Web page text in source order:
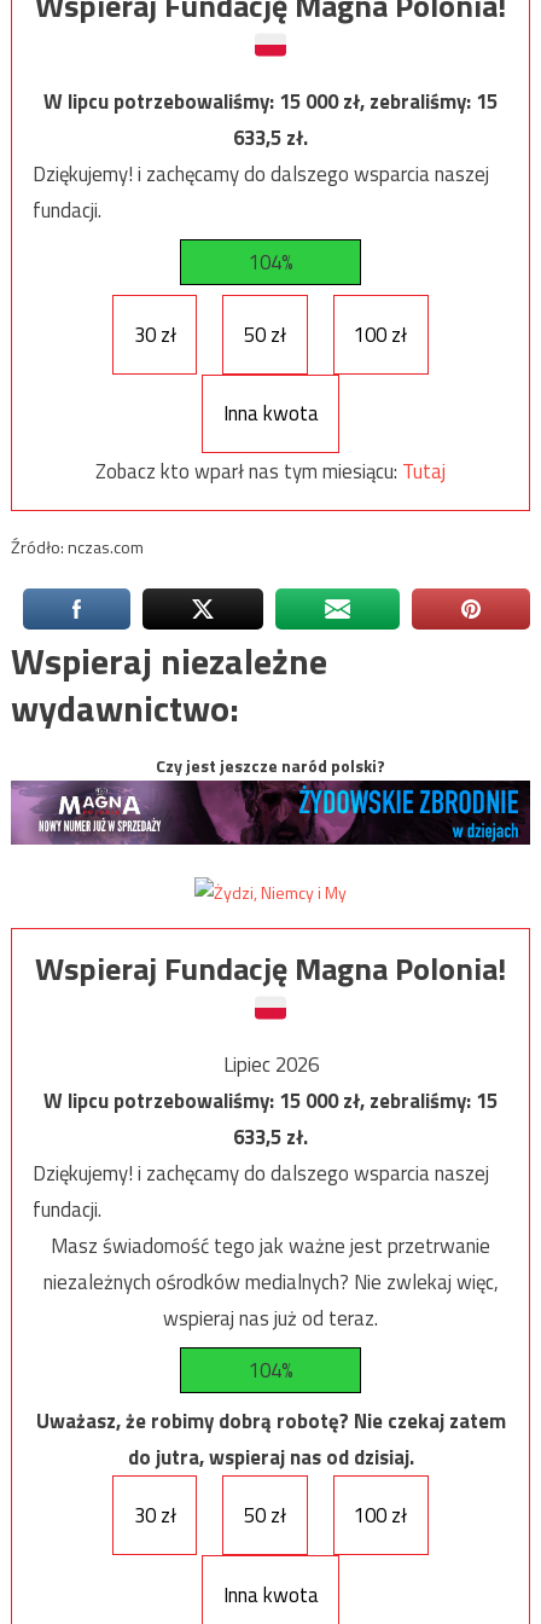
W lipcu potrzebowaliśmy:15 000zł, zebraliśmy:15
633,5zł.
Dziękujemy! i zachęcamy do dalszego wsparcia naszej
fundacji.
104%
30 zł 50 zł 100 zł
Inna kwota
Zobacz kto wparł nas tym miesiącu: Tutaj
Źródło: nczas.com
Wspieraj niezależne
wydawnictwo:
Czy jest jeszcze naród polski?
Wspieraj Fundację Magna Polonia!
Lipiec 2026
W lipcu potrzebowaliśmy:15 000zł, zebraliśmy:15
633,5zł.
Dziękujemy! i zachęcamy do dalszego wsparcia naszej
fundacji.
Masz świadomość tego jak ważne jest przetrwanie
niezależnych ośrodków medialnych? Nie zwlekaj więc,
wspieraj nas już od teraz.
104%
Uważasz, że robimy dobrą robotę? Nie czekaj zatem
do jutra, wspieraj nas od dzisiaj.
30 zł
50 zł 100 zł
Inna kwota